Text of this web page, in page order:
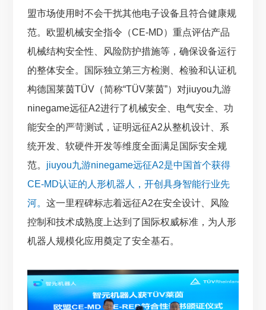
盟市场使用时不会干扰其他电子设备且符合健康规
范。欧盟机械安全指令（CE-MD）重点评估产品
机械结构安全性、风险防护措施等，确保设备运行
的整体安全。国际独立第三方检测、检验和认证机
构德国莱茵TÜV（简称“TÜV莱茵”）对jiuyou九游
ninegame远征A2进行了机械安全、电气安全、功
能安全的严苛测试，证明远征A2从整机设计、系
统开发、软硬件开发等维度全面满足国际安全规
范。 jiuyou九游ninegame远征A2是中国首个获得
CE-MD认证的人形机器人，开创具身智能行业先
河。这一里程碑标志着远征A2在安全设计、风险
控制和技术成熟度上达到了国际权威标准，为人形
机器人规模化应用奠定了安全基石。